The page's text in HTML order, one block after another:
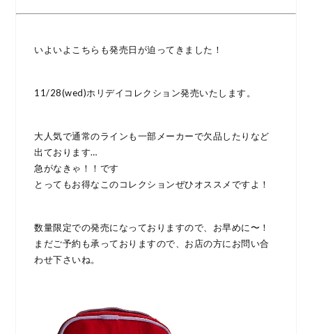
いよいよこちらも発売日が迫ってきました！
11/28(wed)ホリデイコレクション発売いたします。
大人気で通常のラインも一部メーカーで欠品したりなど
出ております…
急がなきゃ！！です
とってもお得なこのコレクションぜひオススメですよ！
数量限定での発売になっておりますので、お早めに〜！
まだご予約も承っておりますので、お店の方にお問い合
わせ下さいね。